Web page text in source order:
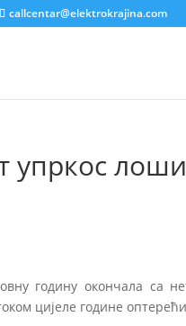
callcentar@elektrokrajina.com
упркос
годину окончала
цијеле године